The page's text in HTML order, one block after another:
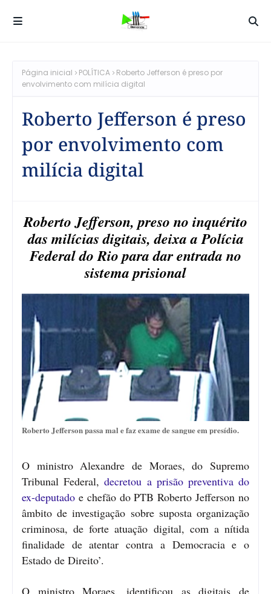
Página inicial POLÍTICA
Roberto Jefferson é preso por
envolvimento com milícia digital
Roberto Jefferson é preso
por envolvimento com
milícia digital
Roberto Jefferson, preso no inquérito
das milícias digitais, deixa a Polícia
Federal do Rio para dar entrada no
sistema prisional
Roberto Jefferson passa mal e faz exame de sangue em presídio.
O ministro Alexandre de Moraes, do Supremo
Tribunal Federal,decretou a prisão preventiva do
ex-deputado e chefão do PTB Roberto Jefferson no
âmbito de investigação sobre suposta organização
criminosa, de forte atuação digital, com a nítida
finalidade de atentar contra a Democracia e o
Estado de Direito’.
O ministro Moraes, identificou as digitais de